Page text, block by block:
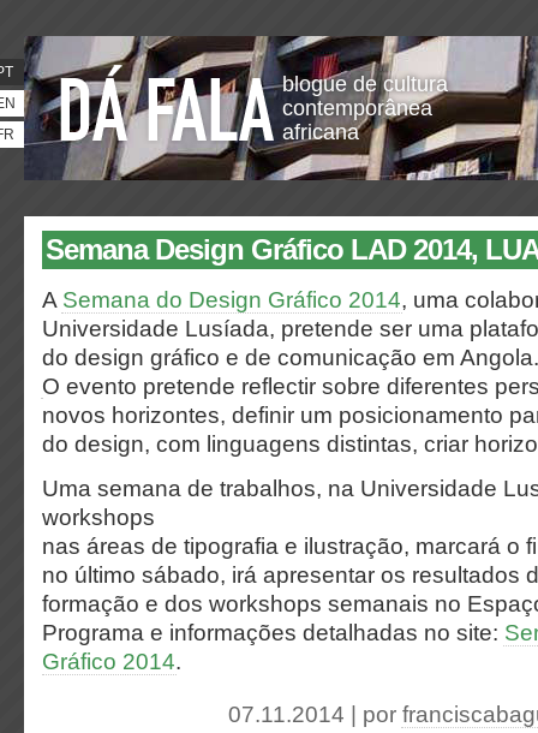
blogue de cultura
contemporânea
africana
Semana Design Gráfico LAD 2014,
A Semana do Design Gráfico 2014, uma
Universidade Lusíada, pretende ser uma
do design gráfico e de comunicação em Angola.
O evento pretende reflectir sobre diferentes
novos horizontes, definir um posicionamento
do design, com linguagens distintas, criar
Uma semana de trabalhos, na Universidade
workshops
nas áreas de tipografia e ilustração, marcará o
no último sábado, irá apresentar os resultados
formação e dos workshops semanais no
Programa e informações detalhadas no site:
Gráfico 2014.
07.11.2014 | por